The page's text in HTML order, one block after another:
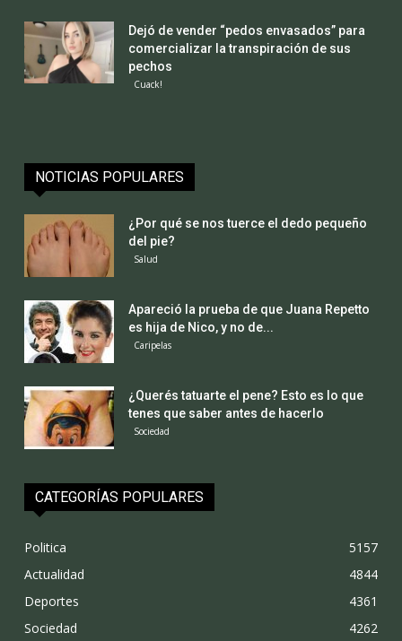
Dejó de vender “pedos envasados” para
comercializar la transpiración de sus
pechos
Cuack!
NOTICIAS POPULARES
¿Por qué se nos tuerce el dedo pequeño
del pie?
Salud
Apareció la prueba de que Juana Repetto
es hija de Nico, y no de...
Caripelas
¿Querés tatuarte el pene? Esto es lo que
tenes que saber antes de hacerlo
Sociedad
CATEGORÍAS POPULARES
Politica
5157
Actualidad
4844
Deportes
4361
Sociedad
4262